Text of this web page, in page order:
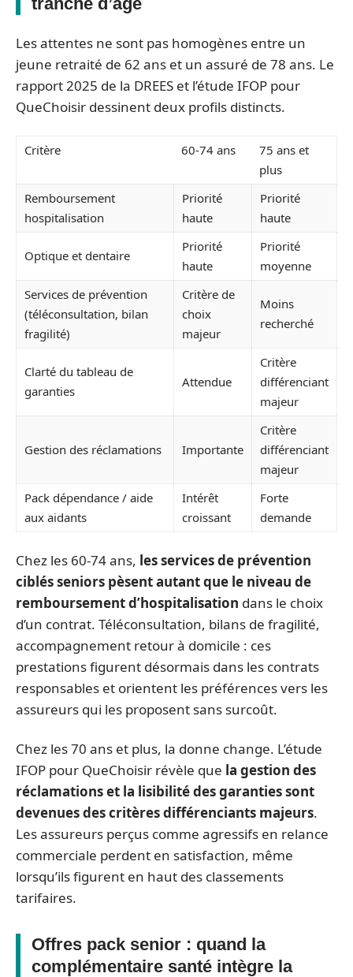
Les attentes ne sont pas homogènes entre un
jeune retraité de 62 ans et un assuré de 78 ans. Le
rapport 2025 de la DREES et l’étude IFOP pour
QueChoisir dessinent deux profils distincts.
Critère 60-74 ans
75 ans et
plus
Remboursement
hospitalisation
Priorité
haute
Priorité
haute
Optique et dentaire
Priorité
haute
Priorité
moyenne
Services de prévention
(téléconsultation, bilan
fragilité)
Critère de
choix
majeur
Moins
recherché
Clarté du tableau de
garanties
Attendue
Critère
différenciant
majeur
Gestion des réclamations Importante
Critère
différenciant
majeur
Pack dépendance / aide
aux aidants
Intérêt
croissant
Forte
demande
Chez les 60-74 ans, les services de prévention
ciblés seniors pèsent autant que le niveau de
remboursement d’hospitalisation dans le choix
d’un contrat. Téléconsultation, bilans de fragilité,
accompagnement retour à domicile : ces
prestations figurent désormais dans les contrats
responsables et orientent les préférences vers les
assureurs qui les proposent sans surcoût.
Chez les 70 ans et plus, la donne change. L’étude
IFOP pour QueChoisir révèle que la gestion des
réclamations et la lisibilité des garanties sont
devenues des critères différenciants majeurs.
Les assureurs perçus comme agressifs en relance
commerciale perdent en satisfaction, même
lorsqu’ils figurent en haut des classements
tarifaires.
Offres pack senior : quand la
complémentaire santé intègre la